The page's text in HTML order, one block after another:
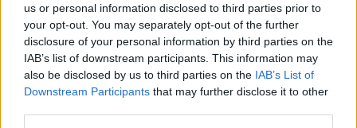
us or personal information disclosed to third parties prior to
your opt-out. You may separately opt-out of the further
disclosure of your personal information by third parties on the
IAB’s list of downstream participants. This information may
also be disclosed by us to third parties on the IAB’s List of
Downstream Participants that may further disclose it to other
Αντε να δω ποτε θα ληξει η τιμωρια μου. Εως
τοτε δεν πιστευω τιποτα..... χαχαχαχα
Απάντησε
2 Likes 0 Απαντήσεις